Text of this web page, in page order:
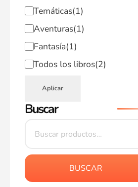
Temáticas(1)
Aventuras(1)
Fantasía(1)
Todos los libros(2)
Aplicar
Buscar
BUSCAR